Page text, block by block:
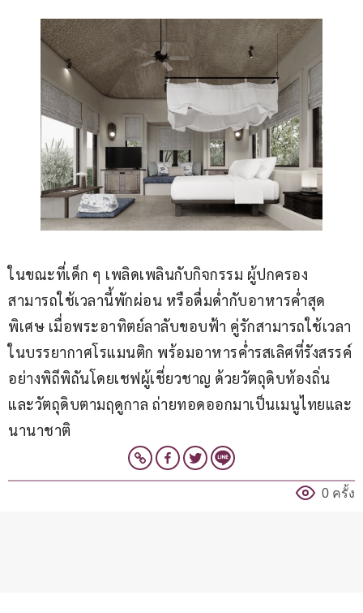
ในขณะที่เด็ก ๆ เพลิดเพลินกับกิจกรรม ผู้ปกครอง
สามารถใช้เวลานี้พักผ่อน หรือดื่มด่ำกับอาหารค่ำสุด
พิเศษ เมื่อพระอาทิตย์ลาลับขอบฟ้า คู่รักสามารถใช้เวลา
ในบรรยากาศโรแมนติก พร้อมอาหารค่ำรสเลิศที่รังสรรค์
อย่างพิถีพิถันโดยเชฟผู้เชี่ยวชาญ ด้วยวัตถุดิบท้องถิ่น
และวัตถุดิบตามฤดูกาล ถ่ายทอดออกมาเป็นเมนูไทยและ
นานาชาติ
0 ครั้ง